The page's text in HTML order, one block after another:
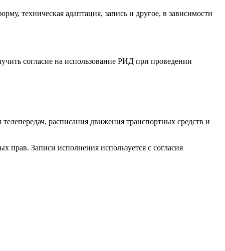
техническая адаптация, запись и другое, в зависимости
согласие на использование РИД при проведении
расписания движения транспортных средств и
Записи исполнения используется с согласия